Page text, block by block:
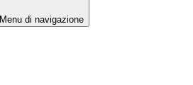
Menu di navigazione